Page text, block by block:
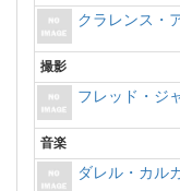
クラレンス・
撮影
フレッド・ジ
音楽
ダレル・カル